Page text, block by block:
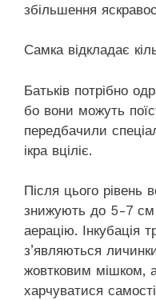
збільшення
Самка відкладає
Батьків потрібно
бо вони можуть
передбачили
ікра вціліє.
Після цього рівень
знижують до 5-7 см
аерацію. Інкубація
з’являються
жовтковим мішком,
харчуватися